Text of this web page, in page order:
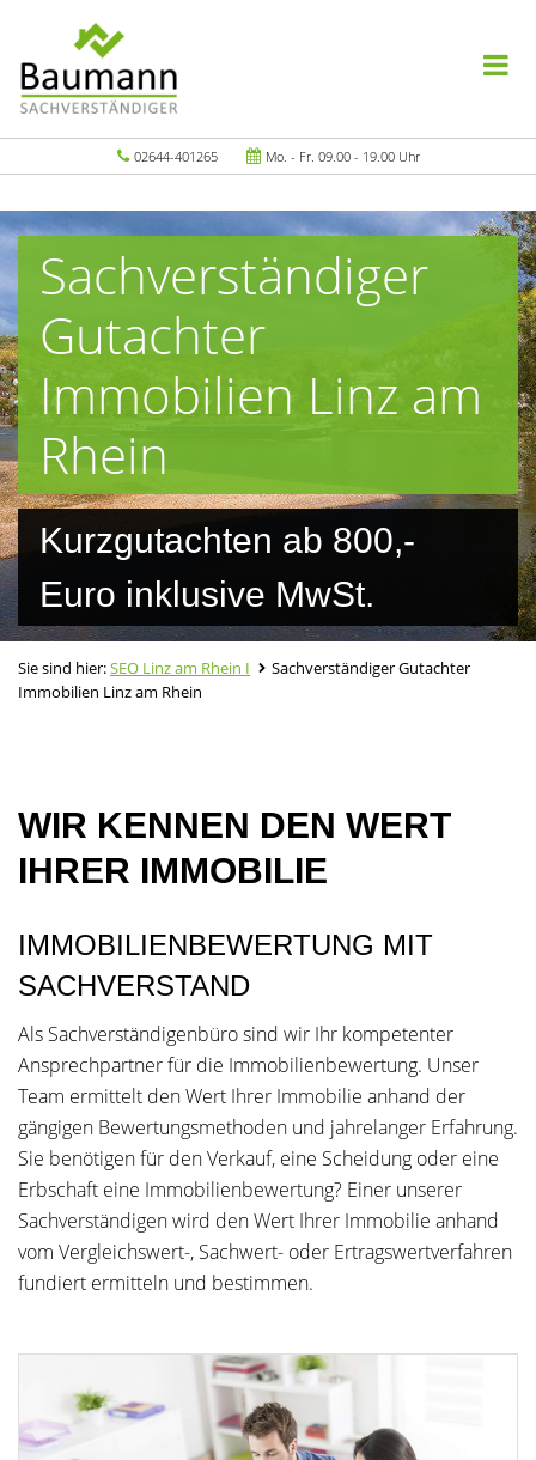
02644-401265 Mo. - Fr. 09.00 - 19.00 Uhr
Sachverständiger
Gutachter
Immobilien Linz am
Rhein
Kurzgutachten ab 800,-
Euro inklusive MwSt.
Sie sind hier:SEO Linz am Rhein I
Sachverständiger Gutachter
Immobilien Linz am Rhein
WIR KENNEN DEN WERT
IHRER IMMOBILIE
IMMOBILIENBEWERTUNG MIT
SACHVERSTAND
Als Sachverständigenbüro sind wir Ihr kompetenter
Ansprechpartner für die Immobilienbewertung. Unser
Team ermittelt den Wert Ihrer Immobilie anhand der
gängigen Bewertungsmethoden und jahrelanger Erfahrung.
Sie benötigen für den Verkauf, eine Scheidung oder eine
Erbschaft eine Immobilienbewertung? Einer unserer
Sachverständigen wird den Wert Ihrer Immobilie anhand
vom Vergleichswert-, Sachwert- oder Ertragswertverfahren
fundiert ermitteln und bestimmen.